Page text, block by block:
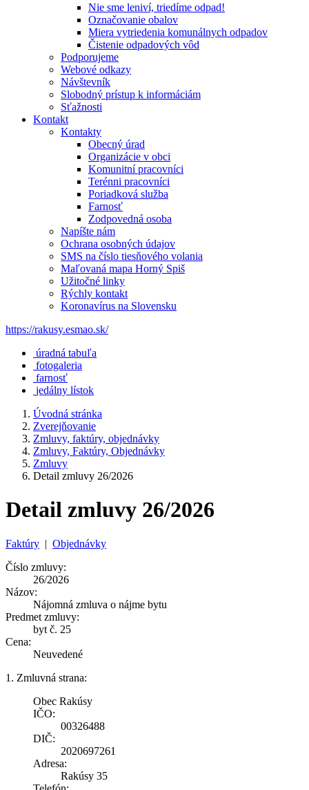
Nie sme leniví, triedíme odpad!
Označovanie obalov
Miera vytriedenia komunálnych odpadov
Čistenie odpadových vôd
Podporujeme
Webové odkazy
Návštevník
Slobodný prístup k informáciám
Sťažnosti
Kontakt
Kontakty
Obecný úrad
Organizácie v obci
Komunitní pracovníci
Terénni pracovníci
Poriadková služba
Farnosť
Zodpovedná osoba
Napíšte nám
Ochrana osobných údajov
SMS na číslo tiesňového volania
Maľovaná mapa Horný Spiš
Užitočné linky
Rýchly kontakt
Koronavírus na Slovensku
https://rakusy.esmao.sk/
úradná tabuľa
fotogaleria
farnosť
jedálny lístok
Úvodná stránka
Zverejňovanie
Zmluvy, faktúry, objednávky
Zmluvy, Faktúry, Objednávky
Zmluvy
Detail zmluvy 26/2026
Detail zmluvy 26/2026
Faktúry | Objednávky
Číslo zmluvy:
26/2026
Názov:
Nájomná zmluva o nájme bytu
Predmet zmluvy:
byt č. 25
Cena:
Neuvedené
1. Zmluvná strana:
Obec Rakúsy
IČO:
00326488
DIČ:
2020697261
Adresa:
Rakúsy 35